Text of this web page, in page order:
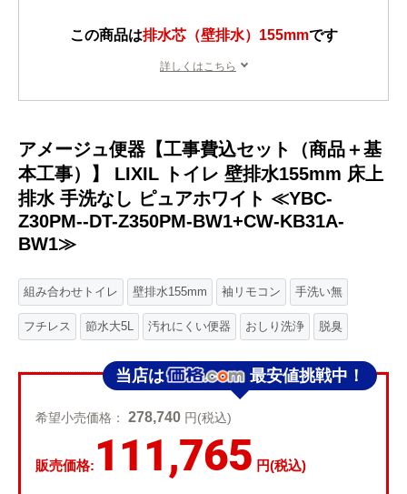
この商品は排水芯（壁排水）155mmです
詳しくはこちら
アメージュ便器【工事費込セット（商品＋基
本工事）】 LIXIL トイレ 壁排水155mm 床上
排水 手洗なし ピュアホワイト ≪YBC-
Z30PM--DT-Z350PM-BW1+CW-KB31A-
BW1≫
組み合わせトイレ 壁排水155mm 袖リモコン 手洗い無
フチレス 節水大5L 汚れにくい便器 おしり洗浄 脱臭
当店は 最安値挑戦中！
希望小売価格：278,740 円(税込)
販売価格: 111,765 円(税込)